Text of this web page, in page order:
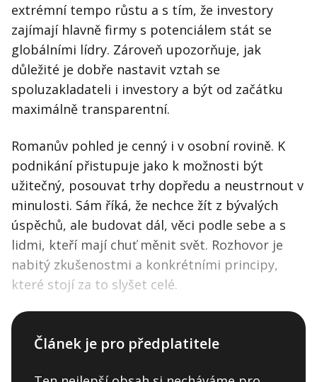
extrémní tempo růstu a s tím, že investory
zajímají hlavně firmy s potenciálem stát se
globálními lídry. Zároveň upozorňuje, jak
důležité je dobře nastavit vztah se
spoluzakladateli i investory a být od začátku
maximálně transparentní.
Romanův pohled je cenný i v osobní rovině. K
podnikání přistupuje jako k možnosti být
užitečný, posouvat trhy dopředu a neustrnout v
minulosti. Sám říká, že nechce žít z bývalých
úspěchů, ale budovat dál, věci podle sebe a s
lidmi, kteří mají chuť měnit svět. Rozhovor je
nabitý zkušenostmi a konkrétními principy,
které stojí za to slyšet celé.
Článek je pro předplatitele